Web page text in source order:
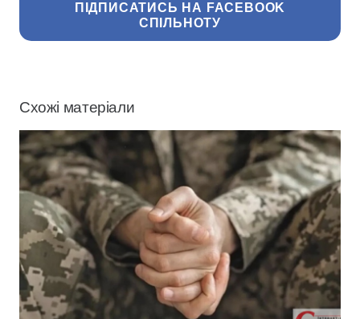
ПІДПИСАТИСЬ НА FACEBOOK
СПІЛЬНОТУ
Схожі матеріали